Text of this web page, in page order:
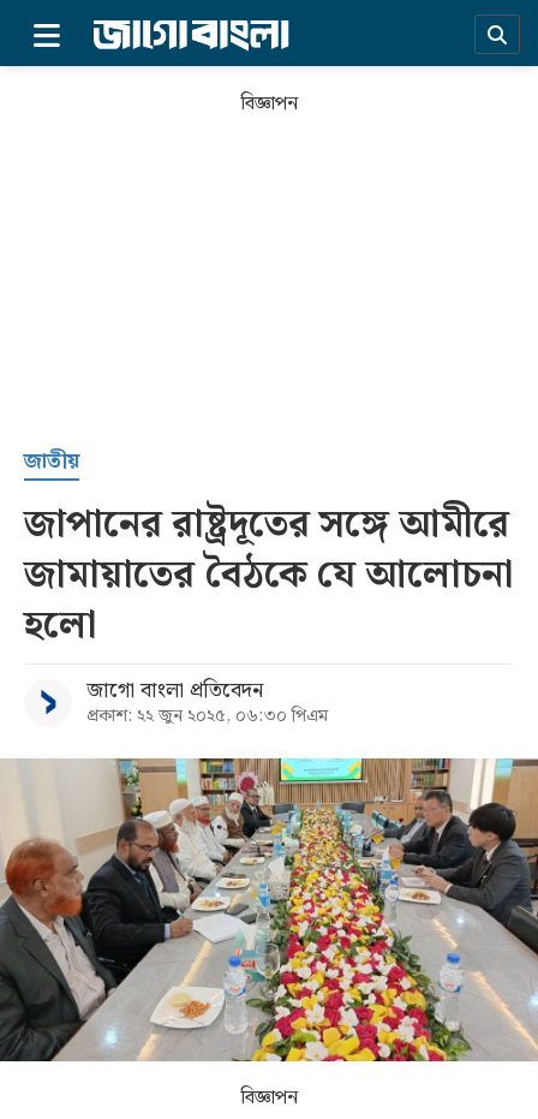
সর্বশেষ
সব
বিভাগ
আর্কাইভ
কনভার্টার
বিজ্ঞাপন
জাতীয়
জাপানের রাষ্ট্রদূতের সঙ্গে আমীরে
জামায়াতের বৈঠকে যে আলোচনা
হলো
জাগো বাংলা প্রতিবেদন
প্রকাশ: ২২ জুন ২০২৫, ০৬:৩০ পিএম
বিজ্ঞাপন